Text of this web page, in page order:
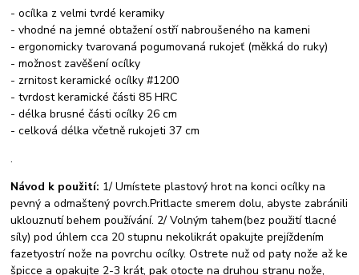
- ocílka z velmi tvrdé keramiky
- vhodné na jemné obtažení ostří nabroušeného na kameni
- ergonomicky tvarovaná pogumovaná rukojeť (měkká do ruky)
- možnost zavěšení ocílky
- zrnitost keramické ocílky #1200
- tvrdost keramické části 85 HRC
- délka brusné části ocílky 26 cm
- celková délka včetně rukojeti 37 cm
.
Návod k použití: 1/ Umístete plastový hrot na konci ocílky na
pevný a odmaštený povrch.Pritlacte smerem dolu, abyste zabránili
uklouznutí behem používání. 2/ Volným tahem(bez použití tlacné
síly) pod úhlem cca 20 stupnu nekolikrát opakujte prejíždením
fazetyostrí nože na povrchu ocílky. Ostrete nuž od paty nože až ke
špicce a opakujte 2-3 krát, pak otocte na druhou stranu nože,